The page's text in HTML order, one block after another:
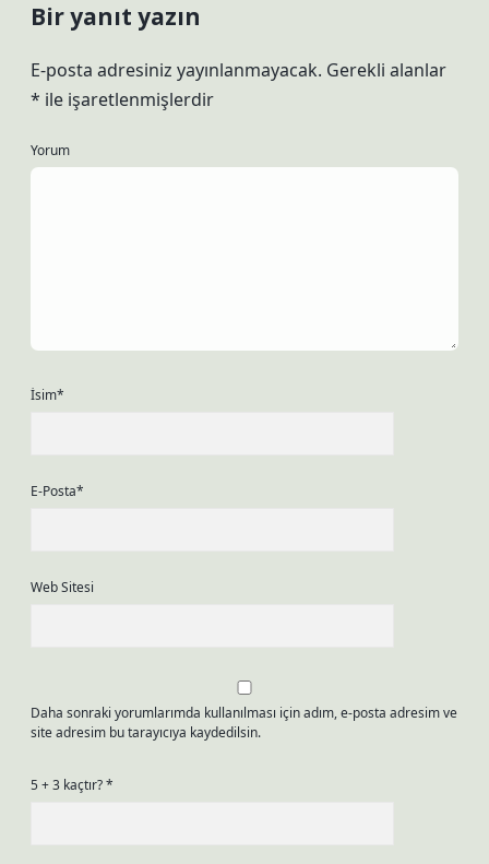
Bir yanıt yazın
E-posta adresiniz yayınlanmayacak. Gerekli alanlar
* ile işaretlenmişlerdir
Yorum
İsim*
E-Posta*
Web Sitesi
Daha sonraki yorumlarımda kullanılması için adım, e-posta adresim ve
site adresim bu tarayıcıya kaydedilsin.
5 + 3 kaçtır?*